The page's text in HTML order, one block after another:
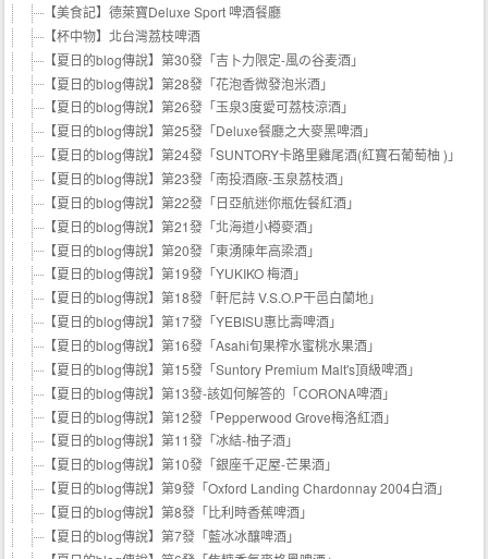
【美食記】德萊寶Deluxe Sport 啤酒餐廳
【杯中物】北台灣荔枝啤酒
【夏日的blog傳說】第30發「吉卜力限定-風の谷麦酒」
【夏日的blog傳說】第28發「花泡香微發泡米酒」
【夏日的blog傳說】第26發「玉泉3度愛可荔枝涼酒」
【夏日的blog傳說】第25發「Deluxe餐廳之大麥黑啤酒」
【夏日的blog傳說】第24發「SUNTORY卡路里雞尾酒(紅寶石葡萄柚 )」
【夏日的blog傳說】第23發「南投酒廠-玉泉荔枝酒」
【夏日的blog傳說】第22發「日亞航迷你瓶佐餐紅酒」
【夏日的blog傳說】第21發「北海道小樽麥酒」
【夏日的blog傳說】第20發「東湧陳年高梁酒」
【夏日的blog傳說】第19發「YUKIKO 梅酒」
【夏日的blog傳說】第18發「軒尼詩 V.S.O.P干邑白蘭地」
【夏日的blog傳說】第17發「YEBISU惠比壽啤酒」
【夏日的blog傳說】第16發「Asahi旬果榨水蜜桃水果酒」
【夏日的blog傳說】第15發「Suntory Premium Malt's頂級啤酒」
【夏日的blog傳說】第13發-該如何解答的「CORONA啤酒」
【夏日的blog傳說】第12發「Pepperwood Grove梅洛紅酒」
【夏日的blog傳說】第11發「冰結-柚子酒」
【夏日的blog傳說】第10發「銀座千疋屋-芒果酒」
【夏日的blog傳說】第9發「Oxford Landing Chardonnay 2004白酒」
【夏日的blog傳說】第8發「比利時香蕉啤酒」
【夏日的blog傳說】第7發「藍冰冰釀啤酒」